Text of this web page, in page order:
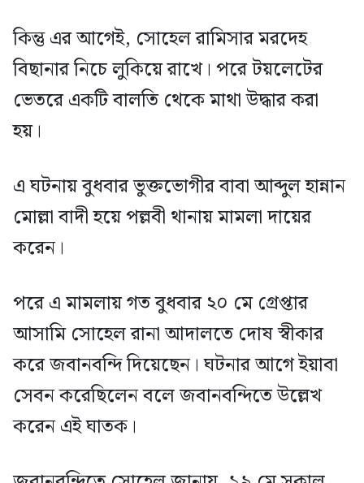
কিন্তু এর আগেই, সোহেল রামিসার মরদেহ
বিছানার নিচে লুকিয়ে রাখে। পরে টয়লেটের
ভেতরে একটি বালতি থেকে মাথা উদ্ধার করা
হয়।
এ ঘটনায় বুধবার ভুক্তভোগীর বাবা আব্দুল হান্নান
মোল্লা বাদী হয়ে পল্লবী থানায় মামলা দায়ের
করেন।
পরে এ মামলায় গত বুধবার ২০ মে গ্রেপ্তার
আসামি সোহেল রানা আদালতে দোষ স্বীকার
করে জবানবন্দি দিয়েছেন। ঘটনার আগে ইয়াবা
সেবন করেছিলেন বলে জবানবন্দিতে উল্লেখ
করেন এই ঘাতক।